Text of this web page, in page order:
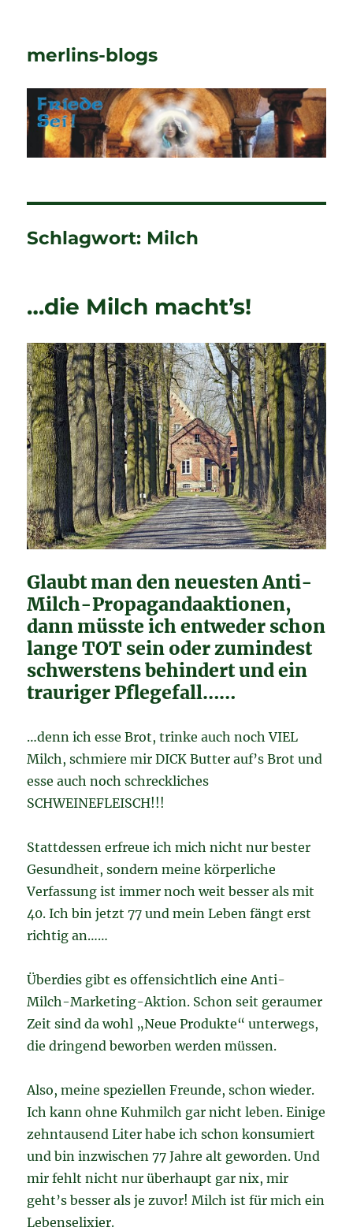
merlins-blogs
Schlagwort: Milch
…die Milch macht’s!
Glaubt man den neuesten Anti-
Milch-Propagandaaktionen,
dann müsste ich entweder schon
lange TOT sein oder zumindest
schwerstens behindert und ein
trauriger Pflegefall……
…denn ich esse Brot, trinke auch noch VIEL
Milch, schmiere mir DICK Butter auf’s Brot und
esse auch noch schreckliches
SCHWEINEFLEISCH!!!
Stattdessen erfreue ich mich nicht nur bester
Gesundheit, sondern meine körperliche
Verfassung ist immer noch weit besser als mit
40. Ich bin jetzt 77 und mein Leben fängt erst
richtig an……
Überdies gibt es offensichtlich eine Anti-
Milch-Marketing-Aktion. Schon seit geraumer
Zeit sind da wohl „Neue Produkte“ unterwegs,
die dringend beworben werden müssen.
Also, meine speziellen Freunde, schon wieder.
Ich kann ohne Kuhmilch gar nicht leben. Einige
zehntausend Liter habe ich schon konsumiert
und bin inzwischen 77 Jahre alt geworden. Und
mir fehlt nicht nur überhaupt gar nix, mir
geht’s besser als je zuvor! Milch ist für mich ein
Lebenselixier.